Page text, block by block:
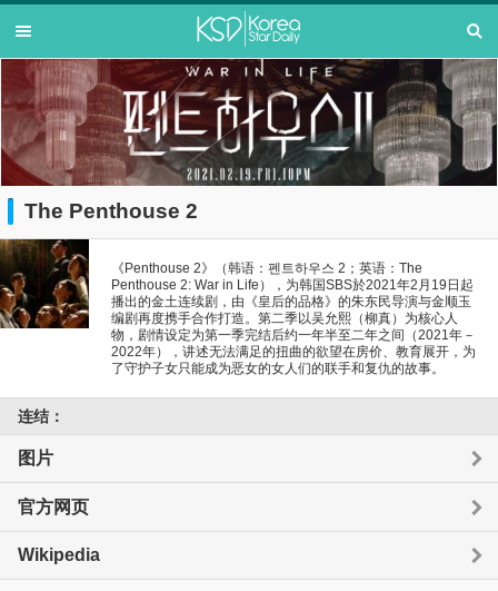
The Penthouse 2
《Penthouse 2》（韩语：펜트하우스 2；英语：The
Penthouse 2: War in Life），为韩国SBS於2021年2月19日起
播出的金土连续剧，由《皇后的品格》的朱东民导演与金顺玉
编剧再度携手合作打造。第二季以吴允熙（柳真）为核心人
物，剧情设定为第一季完结后约一年半至二年之间（2021年－
2022年），讲述无法满足的扭曲的欲望在房价、教育展开，为
了守护子女只能成为恶女的女人们的联手和复仇的故事。
连结：
图片
官方网页
Wikipedia